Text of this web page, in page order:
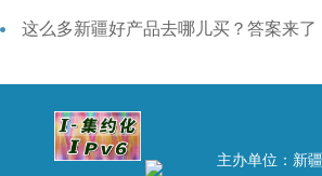
这么多新疆好产品去哪儿买？答案来了
主办单位：新